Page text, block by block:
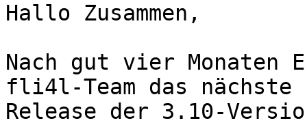
Hallo Zusammen,
Nach gut vier
fli4l-Team das
Release der 3.10-